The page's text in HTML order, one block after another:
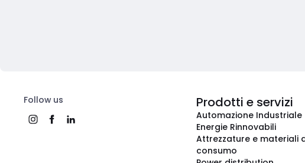
Follow us Prodotti e servizi
Automazione Industriale
Energie Rinnovabili
Attrezzature e materiali
consumo